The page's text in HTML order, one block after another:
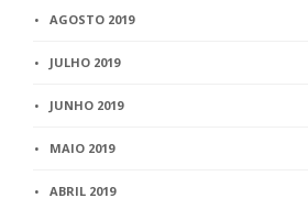
AGOSTO 2019
JULHO 2019
JUNHO 2019
MAIO 2019
ABRIL 2019